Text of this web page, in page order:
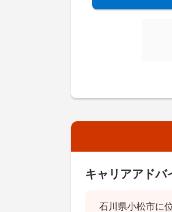
キャリアアドバ
石川県小松市に